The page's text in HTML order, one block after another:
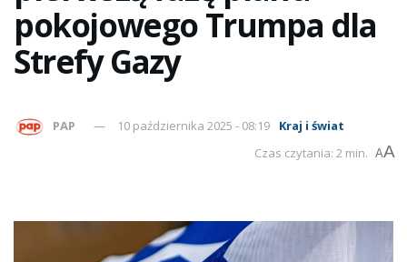
pokojowego Trumpa dla
Strefy Gazy
PAP 10 października 2025 - 08:19
Kraj i świat
Czas czytania: 2 min. AA